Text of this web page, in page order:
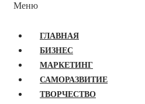
Меню
ГЛАВНАЯ
БИЗНЕС
МАРКЕТИНГ
САМОРАЗВИТИЕ
ТВОРЧЕСТВО